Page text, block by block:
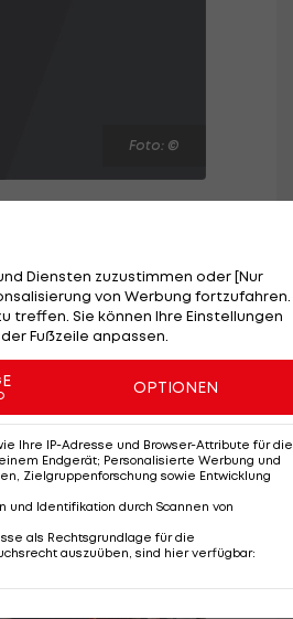
Foto: ©
ein 2:2-
(40.), vier
von Teamchef
abermals in
gastiert das
Diensten zuzustimmen oder [Nur
von Werbung fortzufahren.
treffen. Sie können Ihre Einstellungen
Fußzeile anpassen.
OPTIONEN
Ihre IP-Adresse und Browser-Attribute für die
Endgerät; Personalisierte Werbung und
Zielgruppenforschung sowie Entwicklung
und Identifikation durch Scannen von
als Rechtsgrundlage für die
auszuüben, sind hier verfügbar: